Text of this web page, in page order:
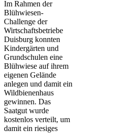
Im Rahmen der
Blühwiesen-
Challenge der
Wirtschaftsbetriebe
Duisburg konnten
Kindergärten und
Grundschulen eine
Blühwiese auf ihrem
eigenen Gelände
anlegen und damit ein
Wildbienenhaus
gewinnen. Das
Saatgut wurde
kostenlos verteilt, um
damit ein riesiges